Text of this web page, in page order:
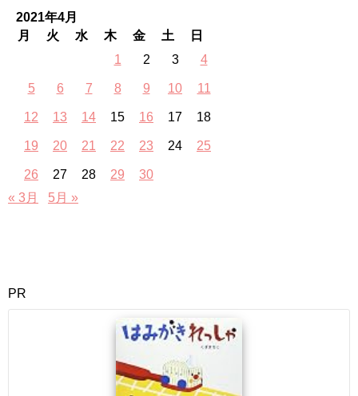
2021年4月
月
火 水 木 金 土
日
1
2 3 4
5 6 7 8 9 10 11
12 13 14 15 16 17 18
19 20 21 22 23 24 25
26 27 28 29
30
« 3月
5月 »
PR